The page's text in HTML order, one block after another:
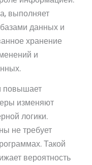
выполняет
данных и
хранение
и
повышает
изменяют
логики.
не требует
Такой
вероятность